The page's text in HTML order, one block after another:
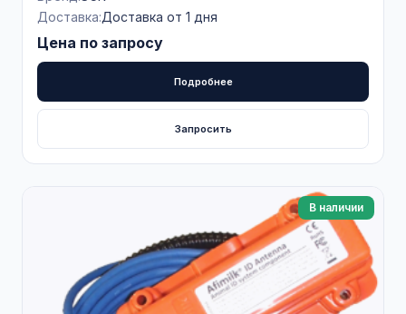
Доставка:Доставка от 1 дня
Цена по запросу
Подробнее
Запросить
В наличии